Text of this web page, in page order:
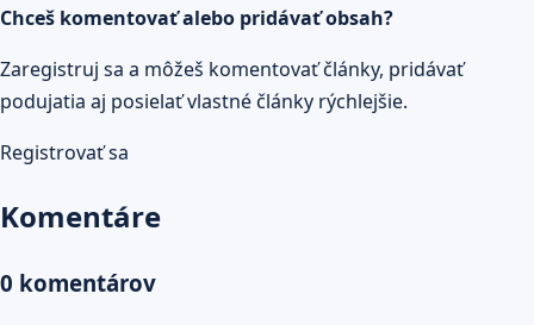
Chceš komentovať alebo pridávať obsah?
Zaregistruj sa a môžeš komentovať články, pridávať
podujatia aj posielať vlastné články rýchlejšie.
Registrovať sa
Komentáre
0 komentárov